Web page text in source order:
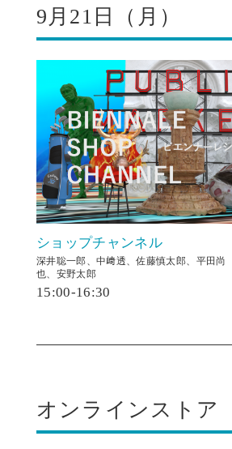
9月21日（月）
ショップチャンネル
深井聡一郎、中﨑透、佐藤慎太郎、平田尚
也、安野太郎
15:00-16:30
オンラインストア